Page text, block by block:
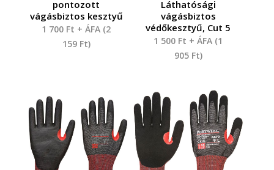
pontozott
vágásbiztos kesztyű
1 700 Ft + ÁFA (2
159 Ft)
Láthatósági
vágásbiztos
védőkesztyű, Cut 5
1 500 Ft + ÁFA (1
905 Ft)